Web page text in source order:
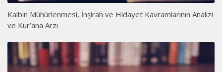
Kalbin Mühürlenmesi, İnşirah ve Hidayet Kavramlarının Analizi
ve Kur’ana Arzı